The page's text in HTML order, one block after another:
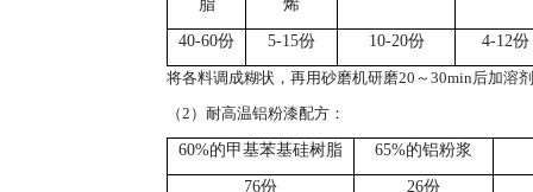
脂
烯
40-60份 5-15份 10-20份 4-12份
将各料调成糊状，再用砂磨机研磨20～30min后加溶
（2）耐高温铝粉漆配方：
60%的甲基苯基硅树脂 65%的铝粉浆
76份 26份